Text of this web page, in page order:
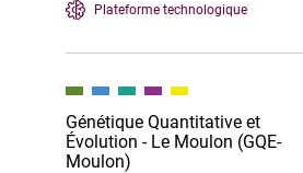
Plateforme technologique
Génétique Quantitative et
Évolution - Le Moulon (GQE-
Moulon)